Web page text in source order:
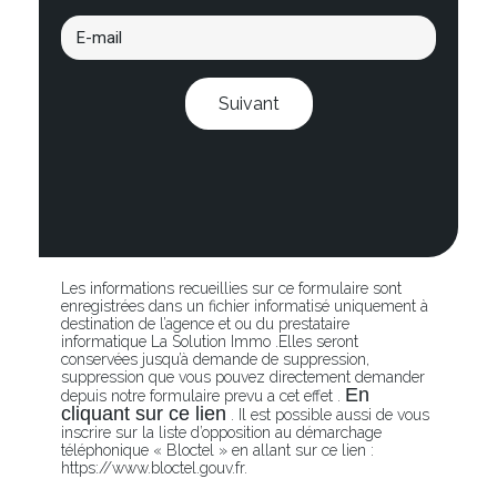
Suivant
Les informations recueillies sur ce formulaire sont
enregistrées dans un fichier informatisé uniquement à
destination de l’agence et ou du prestataire
informatique La Solution Immo .Elles seront
conservées jusqu’à demande de suppression,
suppression que vous pouvez directement demander
depuis notre formulaire prevu a cet effet . En
cliquant sur ce lien . Il est possible aussi de vous
inscrire sur la liste d’opposition au démarchage
téléphonique « Bloctel » en allant sur ce lien :
https://www.bloctel.gouv.fr.